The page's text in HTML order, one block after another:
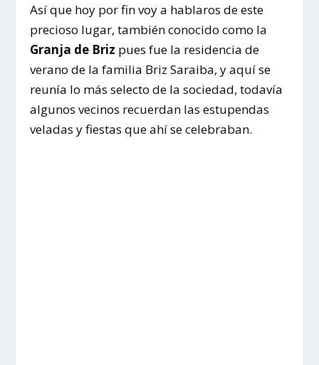
Así que hoy por fin voy a hablaros de este
precioso lugar, también conocido como la
Granja de Briz pues fue la residencia de
verano de la familia Briz Saraiba, y aquí se
reunía lo más selecto de la sociedad, todavía
algunos vecinos recuerdan las estupendas
veladas y fiestas que ahí se celebraban.